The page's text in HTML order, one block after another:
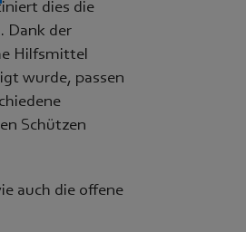
dies die
Dank der
Hilfsmittel
wurde, passen
Schützen
auch die offene